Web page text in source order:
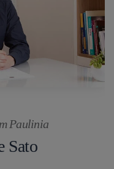
Paulinia
Sato